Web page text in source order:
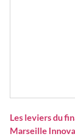
Les leviers du
Marseille